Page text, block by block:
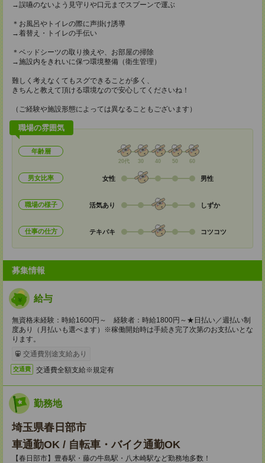
→誤嚥のないよう見守りや口元までスプーンで運ぶ
＊お風呂やトイレの際に声掛け誘導
→着替え・トイレの手伝い
＊ベッドシーツの取り換えや、お部屋の掃除
→施設内をきれいに保つ環境整備（衛生管理）
難しく考えなくてもスグできることが多く、
きちんと教えて頂ける環境なので安心してくださいね！
（ご経験や施設形態によっては異なることもございます）
職場の雰囲気
年齢層
20代 30 40 50 60
男女比率 女性 男性
職場の様子 活気あり しずか
仕事の仕方 テキパキ コツコツ
募集情報
給与
無資格未経験：時給1600円～ 経験者：時給1800円～★日払い／週払い制
度あり（月払いも選べます）※稼働開始時は手続き完了次第のお支払いとな
ります。
交通費別途支給あり
交通費 交通費全額支給※規定有
勤務地
埼玉県春日部市
車通勤OK / 自転車・バイク通勤OK
【春日部市】豊春駅・藤の牛島駅・八木崎駅など勤務地多数！